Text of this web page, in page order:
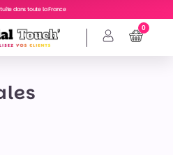
dans toute la France
0